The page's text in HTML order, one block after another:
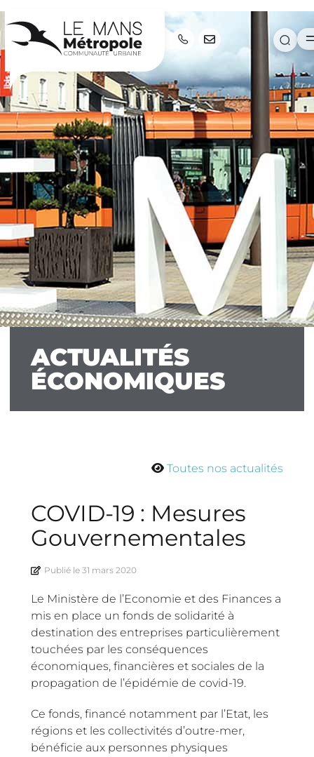
ACTUALITÉS
ÉCONOMIQUES
Toutes nos actualités
COVID-19 : Mesures
Gouvernementales
Publié le 31 mars 2020
Le Ministère de l’Economie et des Finances a
mis en place un fonds de solidarité à
destination des entreprises particulièrement
touchées par les conséquences
économiques, financières et sociales de la
propagation de l’épidémie de covid-19.
Ce fonds, financé notamment par l’Etat, les
régions et les collectivités d’outre-mer,
bénéficie aux personnes physiques